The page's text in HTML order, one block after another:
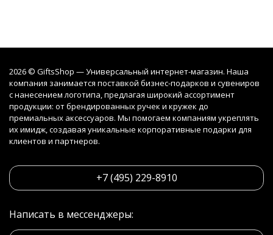
2026 © GiftsShop — Универсальный интернет-магазин. Наша
компания занимается поставкой бизнес-подарков и сувениров
с нанесением логотипа, предлагая широкий ассортимент
продукции: от брендированных ручек и кружек до
премиальных аксессуаров. Мы помогаем компаниям укреплять
их имидж, создавая уникальные корпоративные подарки для
клиентов и партнеров.
+7 (495) 229-8910
Написать в мессенджеры: